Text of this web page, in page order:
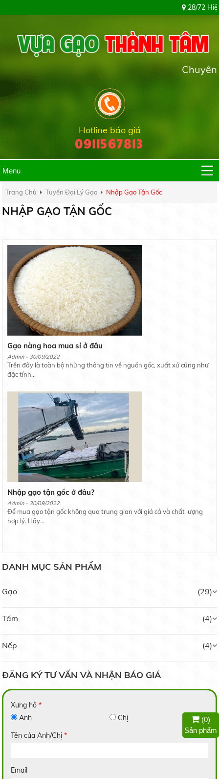
28/72 Hiệp Thành
Chuyên cung
Hotline báo giá
0911567813
Menu
Trang Chủ Tuyển Đại Lý Gạo Nhập Gạo Tận Gốc
NHẬP GẠO TẬN GỐC
Gạo nàng hoa mua sỉ ở đâu
Admin - 30/09/2022
Trên đây là toàn bộ những thông tin về nguồn gốc, xuất xứ cũng như
đặc tính...
Nhập gạo tận gốc ở đâu?
Admin - 30/09/2022
Để mua gạo tận gốc không qua trung gian với giá cả và chất lượng
hợp lý. Hãy...
DANH MỤC SẢN PHẨM
Gạo (29)
Tấm (4)
Nếp (4)
ĐĂNG KÝ TƯ VẤN VÀ NHẬN BÁO GIÁ
Xưng hô*
Anh
Chị
Tên của Anh/Chị*
Email
Nếp Bắc Hạt Cau (0)
Sản phẩm